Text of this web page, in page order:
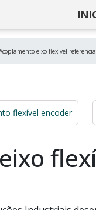
eixo flexível
flexível encoder